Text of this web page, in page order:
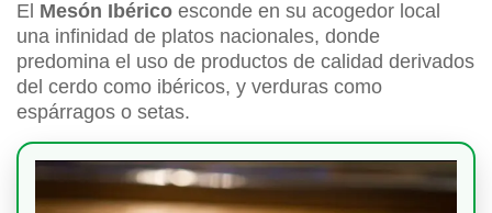
El Mesón Ibérico esconde en su acogedor local
una infinidad de platos nacionales, donde
predomina el uso de productos de calidad derivados
del cerdo como ibéricos, y verduras como
espárragos o setas.